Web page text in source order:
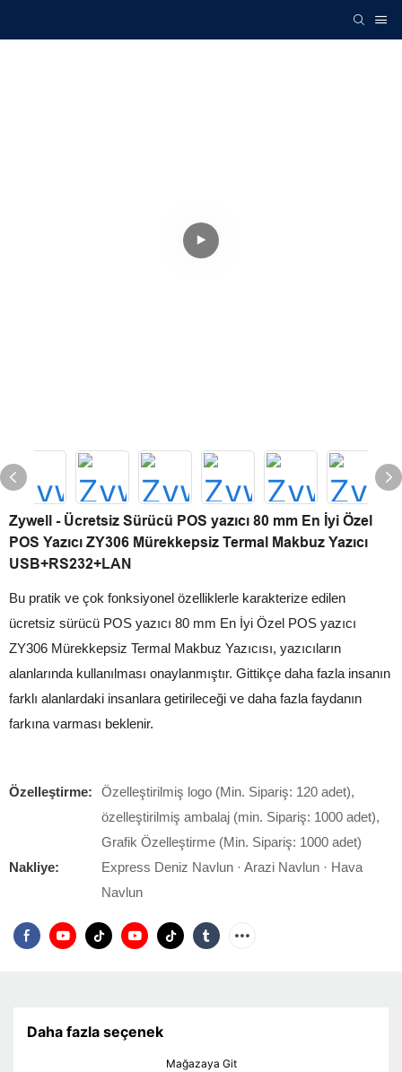
Zywell - Ücretsiz Sürücü POS yazıcı 80 mm En İyi Özel
POS Yazıcı ZY306 Mürekkepsiz Termal Makbuz Yazıcı
USB+RS232+LAN
Bu pratik ve çok fonksiyonel özelliklerle karakterize edilen
ücretsiz sürücü POS yazıcı 80 mm En İyi Özel POS yazıcı
ZY306 Mürekkepsiz Termal Makbuz Yazıcısı, yazıcıların
alanlarında kullanılması onaylanmıştır. Gittikçe daha fazla insanın
farklı alanlardaki insanlara getirileceği ve daha fazla faydanın
farkına varması beklenir.
Özelleştirme:
Özelleştirilmiş logo (Min. Sipariş: 120 adet),
özelleştirilmiş ambalaj (min. Sipariş: 1000 adet),
Grafik Özelleştirme (Min. Sipariş: 1000 adet)
Nakliye:
Express Deniz Navlun · Arazi Navlun · Hava
Navlun
Daha fazla seçenek
Mağazaya Git